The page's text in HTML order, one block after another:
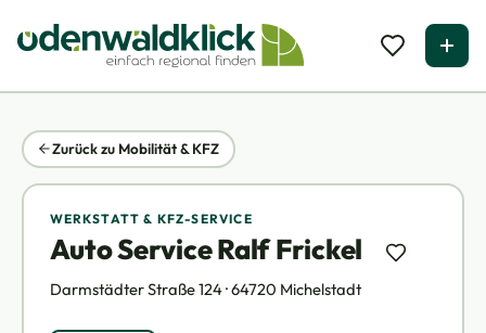
Zurück zu Mobilität & KFZ
WERKSTATT & KFZ-SERVICE
Auto Service Ralf Frickel
Darmstädter Straße 124 · 64720 Michelstadt